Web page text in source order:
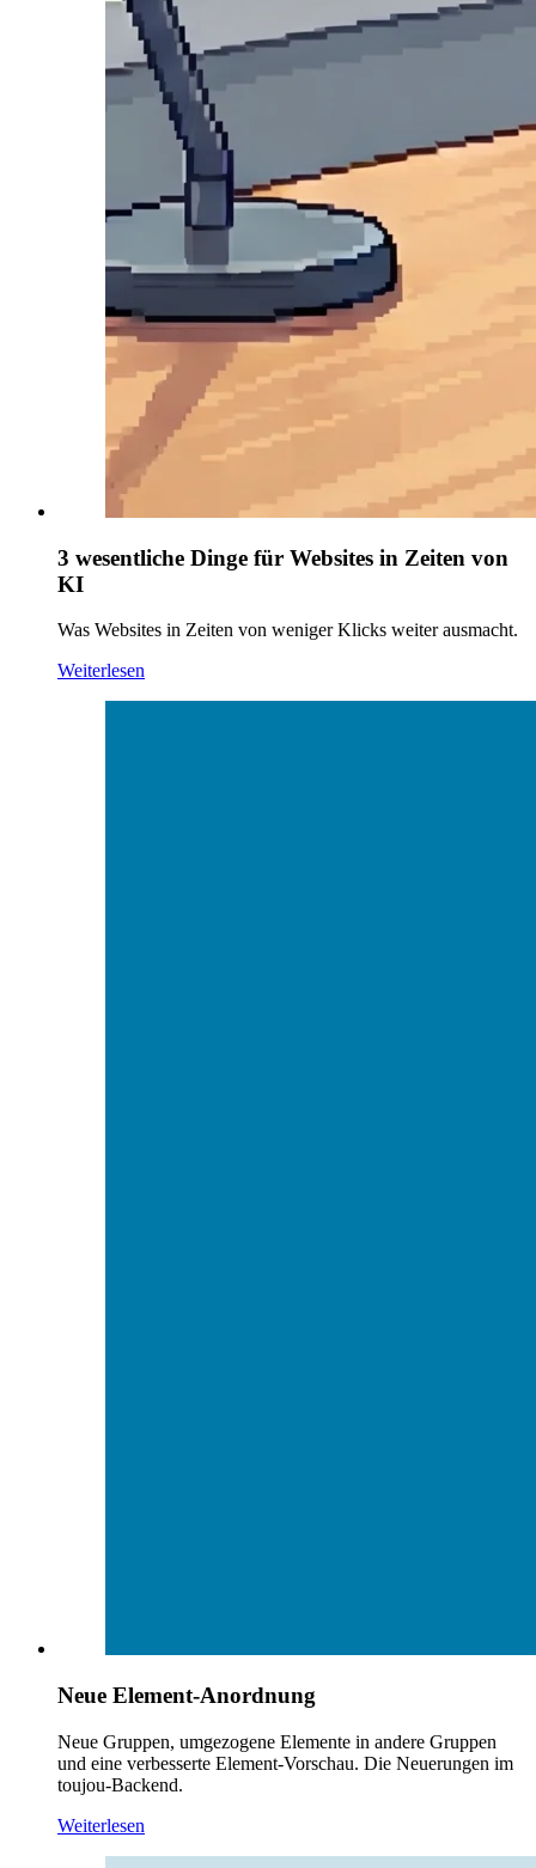
3 wesentliche Dinge für Websites in Zeiten von
KI
Was Websites in Zeiten von weniger Klicks weiter ausmacht.
Weiterlesen
Neue Element-Anordnung
Neue Gruppen, umgezogene Elemente in andere Gruppen
und eine verbesserte Element-Vorschau. Die Neuerungen im
toujou-Backend.
Weiterlesen